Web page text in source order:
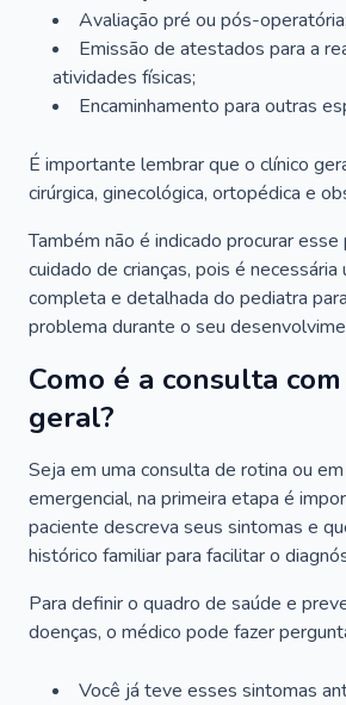
Avaliação pré ou pós-operatória;
Emissão de atestados para a
atividades físicas;
Encaminhamento para outras
É importante lembrar que o clínico
cirúrgica, ginecológica, ortopédica e
Também não é indicado procurar
cuidado de crianças, pois é necessária
completa e detalhada do pediatra
problema durante o seu
Como é a consulta
geral?
Seja em uma consulta de rotina ou
emergencial, na primeira etapa é
paciente descreva seus sintomas e
histórico familiar para facilitar o
Para definir o quadro de saúde e
doenças, o médico pode fazer
Você já teve esses sintomas